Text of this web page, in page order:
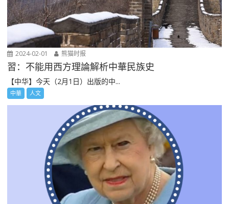
2024-02-01 熊猫时报
習：不能用西方理論解析中華民族史
【中华】今天（2月1日）出版的中...
中華 人文